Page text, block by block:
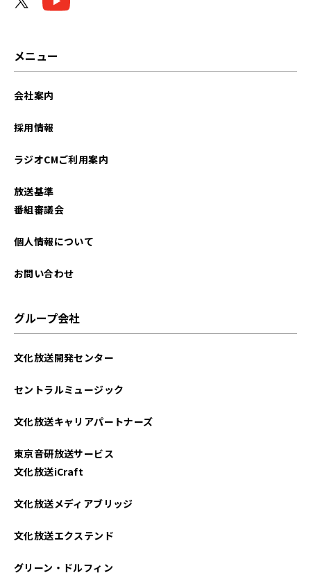
2025年09月
2025年06月
2025年01月
2024年12月
2024年11月
メニュー
会社案内
採用情報
ラジオCMご利用案内
放送基準
番組審議会
個人情報について
お問い合わせ
グループ会社
文化放送開発センター
セントラルミュージック
文化放送キャリアパートナーズ
東京音研放送サービス
文化放送iCraft
文化放送メディアブリッジ
文化放送エクステンド
グリーン・ドルフィン